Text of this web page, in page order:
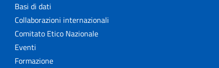
Basi di dati
Collaborazioni internazionali
Comitato Etico Nazionale
Eventi
Formazione